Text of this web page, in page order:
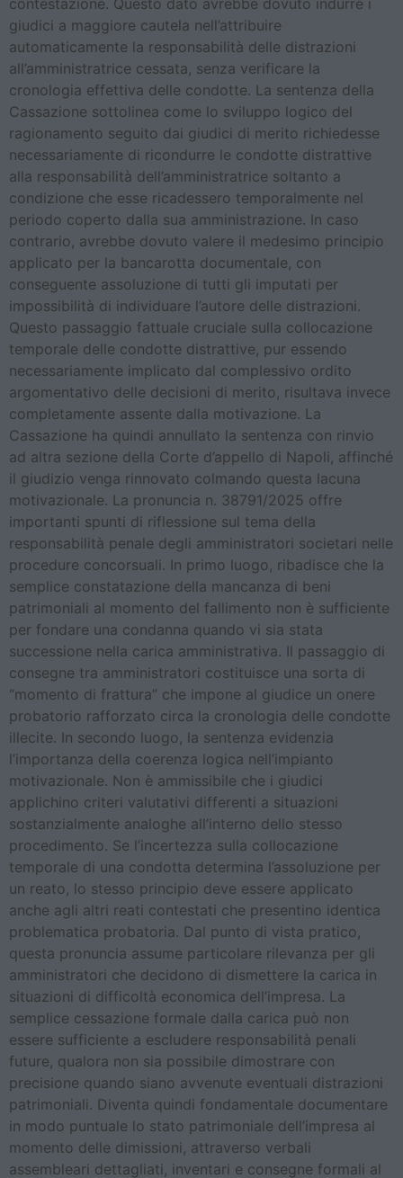
giudici a maggiore cautela nell’attribuire
automaticamente la responsabilità delle distrazioni
all’amministratrice cessata, senza verificare la
cronologia effettiva delle condotte. La sentenza della
Cassazione sottolinea come lo sviluppo logico del
ragionamento seguito dai giudici di merito richiedesse
necessariamente di ricondurre le condotte distrattive
alla responsabilità dell’amministratrice soltanto a
condizione che esse ricadessero temporalmente nel
periodo coperto dalla sua amministrazione. In caso
contrario, avrebbe dovuto valere il medesimo principio
applicato per la bancarotta documentale, con
conseguente assoluzione di tutti gli imputati per
impossibilità di individuare l’autore delle distrazioni.
Questo passaggio fattuale cruciale sulla collocazione
temporale delle condotte distrattive, pur essendo
necessariamente implicato dal complessivo ordito
argomentativo delle decisioni di merito, risultava invece
completamente assente dalla motivazione. La
Cassazione ha quindi annullato la sentenza con rinvio
ad altra sezione della Corte d’appello di Napoli, affinché
il giudizio venga rinnovato colmando questa lacuna
motivazionale. La pronuncia n. 38791/2025 offre
importanti spunti di riflessione sul tema della
responsabilità penale degli amministratori societari nelle
procedure concorsuali. In primo luogo, ribadisce che la
semplice constatazione della mancanza di beni
patrimoniali al momento del fallimento non è sufficiente
per fondare una condanna quando vi sia stata
successione nella carica amministrativa. Il passaggio di
consegne tra amministratori costituisce una sorta di
“momento di frattura” che impone al giudice un onere
probatorio rafforzato circa la cronologia delle condotte
illecite. In secondo luogo, la sentenza evidenzia
l’importanza della coerenza logica nell’impianto
motivazionale. Non è ammissibile che i giudici
applichino criteri valutativi differenti a situazioni
sostanzialmente analoghe all’interno dello stesso
procedimento. Se l’incertezza sulla collocazione
temporale di una condotta determina l’assoluzione per
un reato, lo stesso principio deve essere applicato
anche agli altri reati contestati che presentino identica
problematica probatoria. Dal punto di vista pratico,
questa pronuncia assume particolare rilevanza per gli
amministratori che decidono di dismettere la carica in
situazioni di difficoltà economica dell’impresa. La
semplice cessazione formale dalla carica può non
essere sufficiente a escludere responsabilità penali
future, qualora non sia possibile dimostrare con
precisione quando siano avvenute eventuali distrazioni
patrimoniali. Diventa quindi fondamentale documentare
in modo puntuale lo stato patrimoniale dell’impresa al
momento delle dimissioni, attraverso verbali
assembleari dettagliati, inventari e consegne formali al